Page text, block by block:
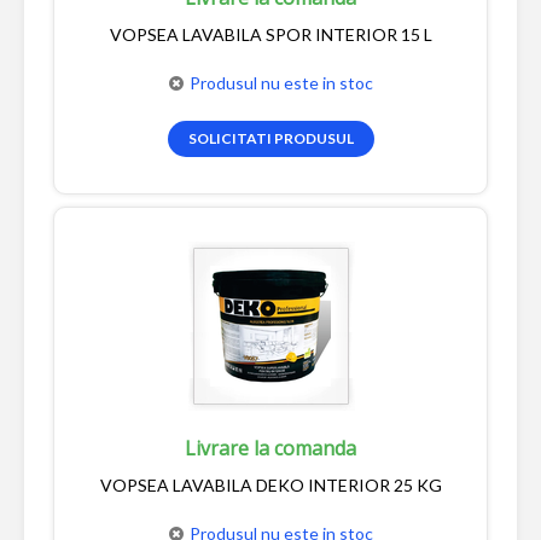
VOPSEA LAVABILA SPOR INTERIOR 15 L
Produsul nu este in stoc
SOLICITATI PRODUSUL
Livrare la comanda
VOPSEA LAVABILA DEKO INTERIOR 25 KG
Produsul nu este in stoc